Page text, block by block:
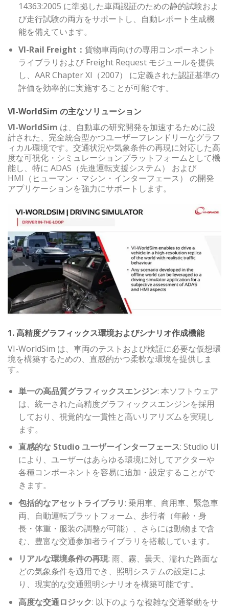
14363:2005 に準拠した車両認証のための静的試験およ
び走行試験の両方をサポートし、自動レポート生成機
能を備えています。
VI-Rail Freight： 貨物車両向けの専用コンポーネント
ライブラリおよび Freight Request モジュールを提供
し、AAR Chapter XI（2007） に定義された認証基準の
評価を効率的に実施することが可能です。
VI-WorldSim の主なソリューション
VI-WorldSim は、自動車の研究開発を加速するために設
計された、完全統合型かつユーザーフレンドリーなグラフ
ィカル環境です。交通状況や気象条件の再現に対応した高
度な可視化・シミュレーションプラットフォームとして機
能し、特に ADAS（先進運転支援システム） および
HMI（ヒューマン・マシン・インターフェース） の開発
アプリケーションを強力にサポートします。
1. 高精度グラフィックス環境およびシナリオ作成機能
VI-WorldSim は、車両のテストおよび検証に必要な仮想環
境を構築するための、直感的かつ柔軟な環境を提供しま
す。
単一の高品質グラフィックスエンジン: 本ソフトウェア
は、統一された高精度グラフィックスエンジンを採用
しており、視覚的な一貫性と高いリアリズムを実現し
ます。
直感的な Studio ユーザーインターフェース: Studio UI
により、ユーザーはあらゆる環境に対してアクターや
各種コンポーネントを容易に追加・設定することがで
きます。
包括的なアセットライブラリ: 乗用車、商用車、緊急車
両、自動運転プラットフォーム、歩行者（年齢・身
長・体重・服装の調整が可能）、さらには動物まで含
む、豊富な交通参加者ライブラリを搭載しています。
リアルな環境条件の再現: 雨、霧、曇天、濡れた路面な
どの気象条件を適用でき、照明システムの設定によ
り、現実的な交通照明シナリオを構築可能です。
高度な交通ロジック: 以下のような複雑な交通挙動をサ